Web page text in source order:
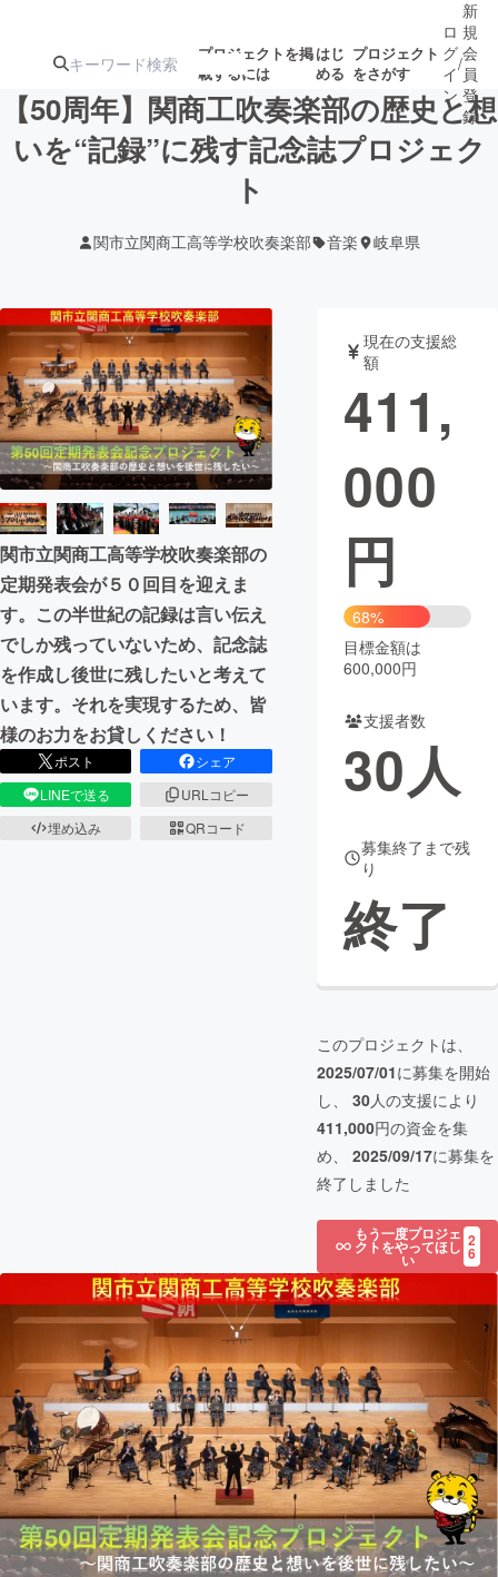
プロジェクトを掲
載するには
はじ
める
プロジェクト
をさがす
注目の新着プロ
テクノロジー・ガジェット
映像・映画 書籍・雑誌
ビジネス・起業 チャレンジ
まちづくり・地域活性化
CAMPFIRE for Social Good
CAMPFIRE Creation
CAMPFIREふるさと納税machi-ya コミュニティ
ロ
グ
イ
ン
/
新
規
会
員
登
録
【50周年】関商工吹奏楽部の歴史と想
いを“記録”に残す記念誌プロジェク
ト
関市立関商工高等学校吹奏楽部 音楽 岐阜県
関市立関商工高等学校吹奏楽部の
定期発表会が５０回目を迎えま
す。この半世紀の記録は言い伝え
でしか残っていないため、記念誌
を作成し後世に残したいと考えて
います。それを実現するため、皆
様のお力をお貸しください！
ポスト
シェア
LINEで送る
URLコピー
埋め込み
QRコード
現在の支援総
額
411,
000
円
68%
目標金額は
600,000円
支援者数
30人
募集終了まで残
り
終了
このプロジェクトは、
2025/07/01に募集を開始
し、 30人の支援により
411,000円の資金を集
め、 2025/09/17に募集を
終了しました
もう一度プロジェ
クトをやってほし
い
2
6